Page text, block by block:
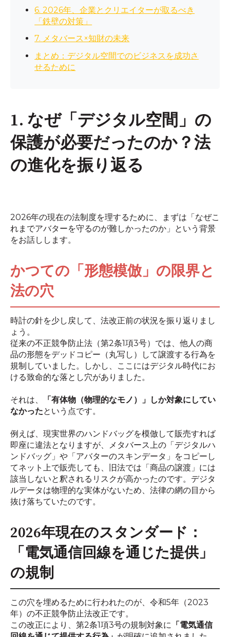
6. 2026年、企業とクリエイターが取るべき
「鉄壁の対策」
7. メタバース×知財の未来
まとめ：デジタル空間でのビジネスを成功さ
せるために
1. なぜ「デジタル空間」の
保護が必要だったのか？法
の進化を振り返る
2026年の現在の法制度を理するために、まずは「なぜこ
れまでアバターを守るのが難しかったのか」という背景
をお話しします。
かつての「形態模倣」の限界と
法の穴
時計の針を少し戻して、法改正前の状況を振り返りまし
ょう。
従来の不正競争防止法（第2条1項3号）では、他人の商
品の形態をデッドコピー（丸写し）して譲渡する行為を
規制していました。しかし、ここにはデジタル時代にお
ける致命的な落とし穴がありました。
それは、
「有体物（物理的なモノ）」しか対象にしてい
なかったという点です。
例えば、現実世界のハンドバッグを模倣して販売すれば
即座に違法となりますが、メタバース上の「デジタルハ
ンドバッグ」や「アバターのスキンデータ」をコピーし
てネット上で販売しても、旧法では「商品の譲渡」には
該当しないと釈されるリスクが高かったのです。デジタ
ルデータは物理的な実体がないため、法律の網の目から
抜け落ちていたのです。
2026年現在のスタンダード：
「電気通信回線を通じた提供」
の規制
この穴を埋めるために行われたのが、令和5年（2023
年）の不正競争防止法改正です。
この改正により、第2条1項3号の規制対象に 「電気通信